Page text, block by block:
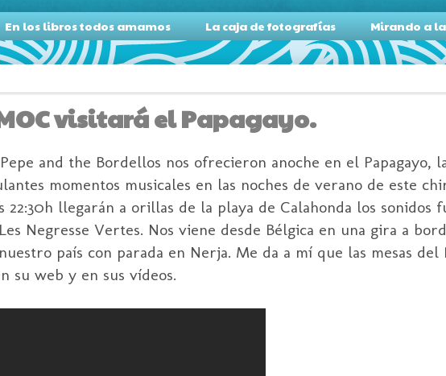
En los libros todos amamos La caja de fotografías Mirando a
visitará el Papagayo.
and the Bordellos nos ofrecieron anoche en el Papagayo,
momentos musicales en las noches de verano de este
22:30h llegarán a orillas de la playa de Calahonda los sonidos
Negresse Vertes. Nos viene desde Bélgica en una gira a
país con parada en Nerja. Me da a mí que las mesas del
su web y en sus vídeos.